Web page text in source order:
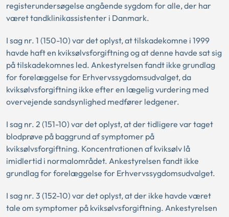
registerundersøgelse angående sygdom for alle, der har
været tandklinikassistenter i Danmark.
I sag nr. 1 (150-10) var det oplyst, at tilskadekomne i 1999
havde haft en kviksølvsforgiftning og at denne havde sat sig
på tilskadekomnes led. Ankestyrelsen fandt ikke grundlag
for forelæggelse for Erhvervssygdomsudvalget, da
kviksølvsforgiftning ikke efter en lægelig vurdering med
overvejende sandsynlighed medfører ledgener.
I sag nr. 2 (151-10) var det oplyst, at der tidligere var taget
blodprøve på baggrund af symptomer på
kviksølvsforgiftning. Koncentrationen af kviksølv lå
imidlertid i normalområdet. Ankestyrelsen fandt ikke
grundlag for forelæggelse for Erhvervssygdomsudvalget.
I sag nr. 3 (152-10) var det oplyst, at der ikke havde været
tale om symptomer på kviksølvsforgiftning. Ankestyrelsen